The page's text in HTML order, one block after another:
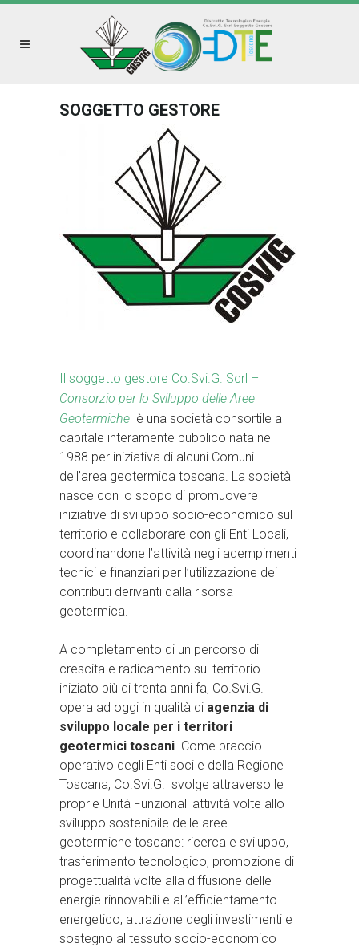
SOGGETTO GESTORE
Il soggetto gestore Co.Svi.G. Scrl –
Consorzio per lo Sviluppo delle Aree
Geotermiche è una società consortile a
capitale interamente pubblico nata nel
1988 per iniziativa di alcuni Comuni
dell’area geotermica toscana. La società
nasce con lo scopo di promuovere
iniziative di sviluppo socio-economico sul
territorio e collaborare con gli Enti Locali,
coordinandone l’attività negli adempimenti
tecnici e finanziari per l’utilizzazione dei
contributi derivanti dalla risorsa
geotermica.
A completamento di un percorso di
crescita e radicamento sul territorio
iniziato più di trenta anni fa, Co.Svi.G.
opera ad oggi in qualità di agenzia di
sviluppo locale per i territori
geotermici toscani. Come braccio
operativo degli Enti soci e della Regione
Toscana, Co.Svi.G. svolge attraverso le
proprie Unità Funzionali attività volte allo
sviluppo sostenibile delle aree
geotermiche toscane: ricerca e sviluppo,
trasferimento tecnologico, promozione di
progettualità volte alla diffusione delle
energie rinnovabili e all’efficientamento
energetico, attrazione degli investimenti e
sostegno al tessuto socio-economico